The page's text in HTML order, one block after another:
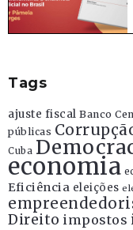
Tags
ajuste fiscal Banco
públicas
Cuba
economia
Eficiência eleições
Direito impostos